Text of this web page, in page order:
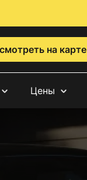
на карте
Цены